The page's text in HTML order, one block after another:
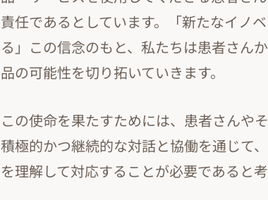
責任であるとしています。「新たなイノ
る」この信念のもと、私たちは患者さん
品の可能性を切り拓いていきます。
この使命を果たすためには、患者さんや
積極的かつ継続的な対話と協働を通じて
を理解して対応することが必要であると考